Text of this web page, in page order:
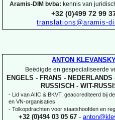
Aramis-DIM bvba: kennis van
+32 (0)499 72 99
translations@aramis-
ANTON
Beëdigde en gespecialiseerde
ENGELS - FRANS - NEDERLANDS
RUSSISCH -WIT-
- Lid van AIIC & BKVT, geaccrediteerd bij
en VN-organisaties
- Tolkopdrachten voor staatshoofden en
+32 (0)494 03 05 67 -